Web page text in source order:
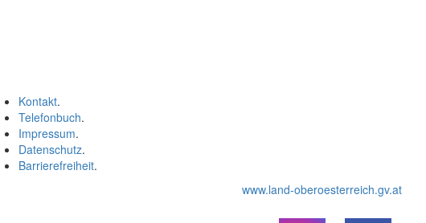
Kontakt.
Telefonbuch.
Impressum.
Datenschutz.
Barrierefreiheit.
www.land-oberoesterreich.gv.at